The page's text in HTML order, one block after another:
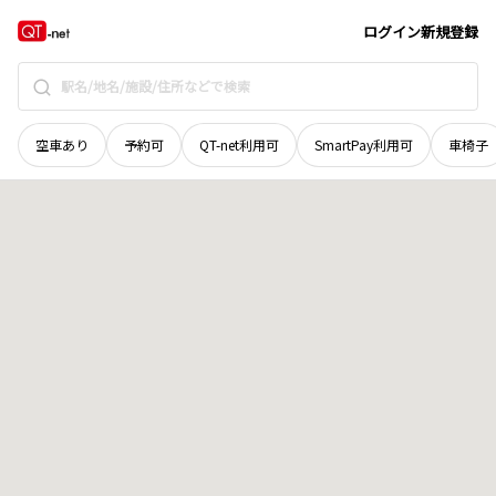
ログイン新規登録
空車あり 予約可 QT-net利用可 SmartPay利用可 車椅子
北海道